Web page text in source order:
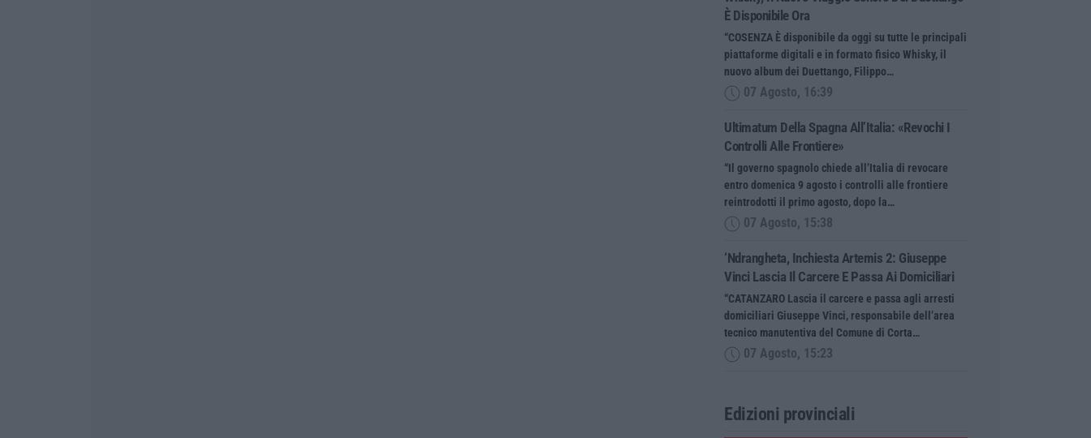
È Disponibile Ora
“COSENZA È disponibile da oggi su tutte le principali
piattaforme digitali e in formato fisico Whisky, il
nuovo album dei Duettango, Filippo…
07 Agosto, 16:39
Ultimatum Della Spagna All’Italia: «Revochi I
Controlli Alle Frontiere»
“Il governo spagnolo chiede all’Italia di revocare
entro domenica 9 agosto i controlli alle frontiere
reintrodotti il primo agosto, dopo la…
07 Agosto, 15:38
‘Ndrangheta, Inchiesta Artemis 2: Giuseppe
Vinci Lascia Il Carcere E Passa Ai Domiciliari
“CATANZARO Lascia il carcere e passa agli arresti
domiciliari Giuseppe Vinci, responsabile dell’area
tecnico manutentiva del Comune di Corta…
07 Agosto, 15:23
Edizioni provinciali